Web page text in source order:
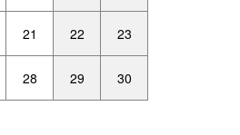
21 22 23
28 29 30